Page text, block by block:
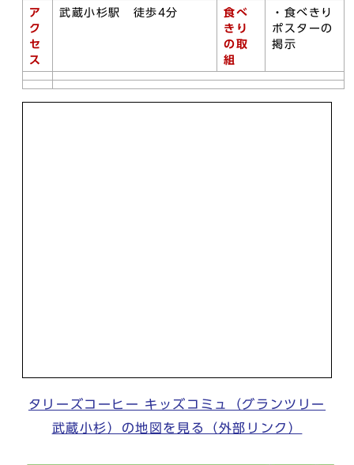
ア
ク
セ
ス
武蔵小杉駅 徒歩4分
食べ
きり
の取
組
・食べきり
ポスターの
掲示
タリーズコーヒー キッズコミュ（グランツリー
武蔵小杉）の地図を見る（外部リンク）